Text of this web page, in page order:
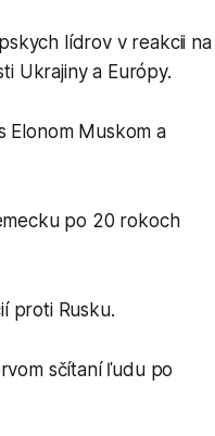
lídrov v reakcii na
Ukrajiny a Európy.
Elonom Muskom a
po 20 rokoch
proti Rusku.
sčítaní ľudu po